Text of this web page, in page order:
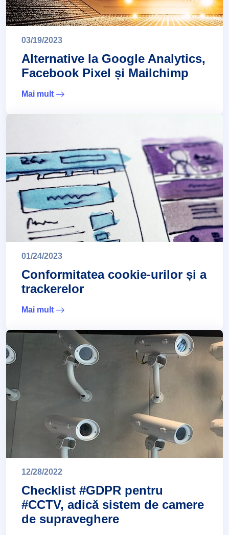
03/19/2023
Alternative la Google Analytics,
Facebook Pixel și Mailchimp
Mai mult
01/24/2023
Conformitatea cookie-urilor și a
trackerelor
Mai mult
12/28/2022
Checklist #GDPR pentru
#CCTV, adică sistem de camere
de supraveghere